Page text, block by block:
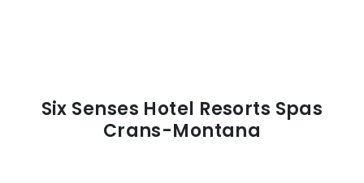
Six Senses Hotel Resorts Spas
Crans-Montana